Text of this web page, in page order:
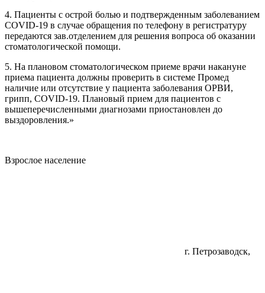
4. Пациенты с острой болью и подтвержденным заболеванием
COVID-19 в случае обращения по телефону в регистратуру
передаются зав.отделением для решения вопроса об оказании
стоматологической помощи.
5. На плановом стоматологическом приеме врачи накануне
приема пациента должны проверить в системе Промед
наличие или отсутствие у пациента заболевания ОРВИ,
грипп, COVID-19. Плановый прием для пациентов с
вышеперечисленными диагнозами приостановлен до
выздоровления.»
Взрослое население
г. Петрозаводск,